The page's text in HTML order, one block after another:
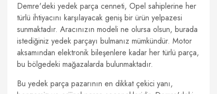
Demre'deki yedek parça cenneti, Opel sahiplerine her
türlü ihtiyacını karşılayacak geniş bir ürün yelpazesi
sunmaktadır. Aracınızın modeli ne olursa olsun, burada
istediğiniz yedek parçayı bulmanız mümkündür. Motor
aksamından elektronik bileşenlere kadar her türlü parça,
bu bölgedeki mağazalarda bulunmaktadır.
Bu yedek parça pazarının en dikkat çekici yanı,